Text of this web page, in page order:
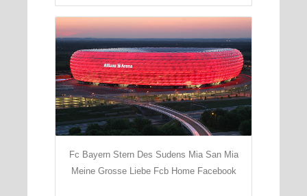
Fc Bayern Stern Des Sudens Mia San Mia
Meine Grosse Liebe Fcb Home Facebook